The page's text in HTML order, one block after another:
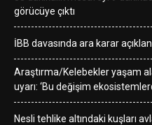
görücüye çıktı
İBB davasında ara karar
Araştırma/Kelebekler yaşam
uyarı: ‘Bu değişim
Nesli tehlike altındaki kuşları